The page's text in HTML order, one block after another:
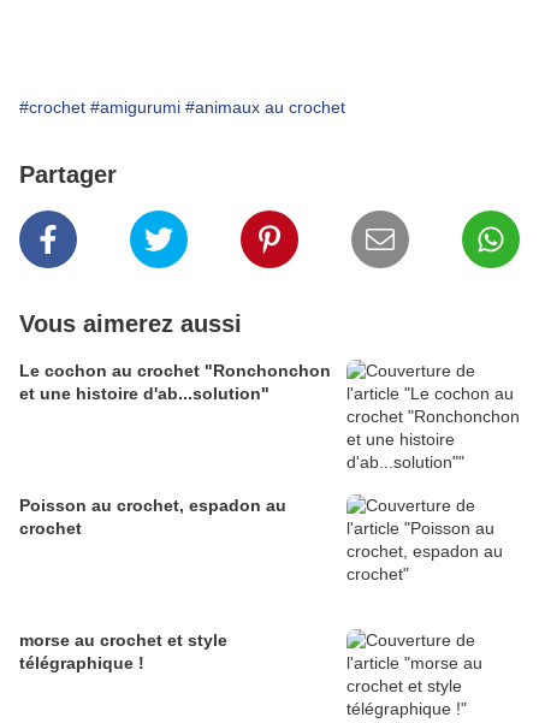
#crochet #amigurumi #animaux au crochet
Partager
Vous aimerez aussi
Le cochon au crochet "Ronchonchon
et une histoire d'ab...solution"
Poisson au crochet, espadon au
crochet
morse au crochet et style
télégraphique !